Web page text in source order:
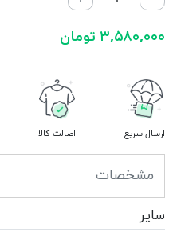
۳,۵۸۰,۰۰۰ تومان
ارسال سریع اصالت کالا
مشخصات
سایر